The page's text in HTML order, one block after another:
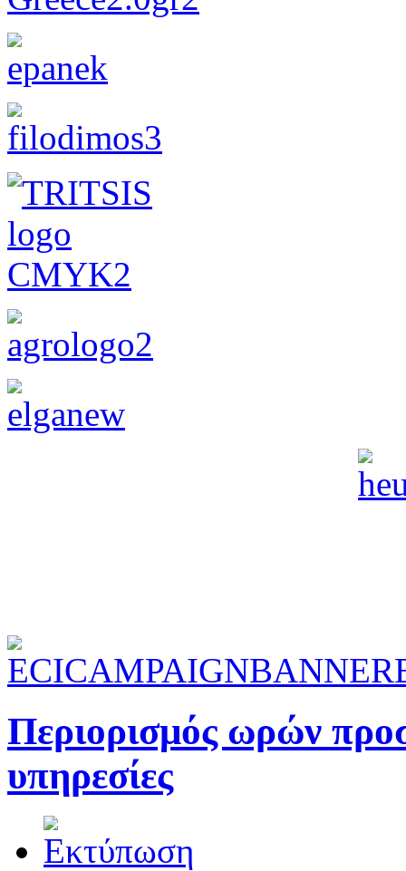
Περιορισμός ωρών
υπηρεσίες